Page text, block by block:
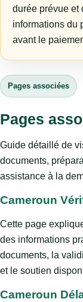
durée prévue et
informations du
avant le
Pages associées
Pages
Guide détaillé de
documents,
assistance à la
Cameroun
Cette page
des informations
documents, la
et le soutien
Cameroun